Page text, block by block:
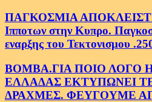
ΠΑΓΚΟΣΜΙΑ
Ιπποτων στην Κυπρο.
εναρξης του Τεκτονισμου
ΒΟΜΒΑ.ΓΙΑ ΠΟΙΟ ΛΟΓΟ
ΕΛΛΑΔΑΣ ΕΚΤΥΠΩΝΕΙ
ΔΡΑΧΜΕΣ. ΦΕΥΓΟΥΜΕ